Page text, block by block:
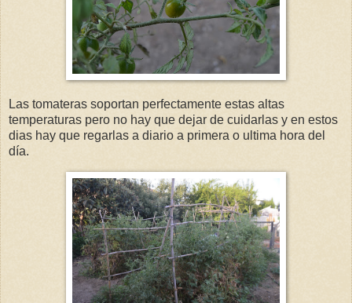
Las tomateras soportan perfectamente estas altas
temperaturas pero no hay que dejar de cuidarlas y en estos
dias hay que regarlas a diario a primera o ultima hora del
día.